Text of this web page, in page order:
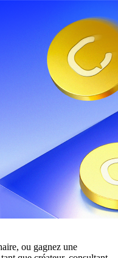
ou gagnez une